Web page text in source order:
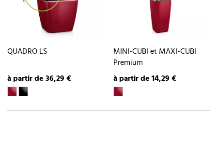
QUADRO LS
à partir de 36,29 €
MINI-CUBI et MAXI-CUBI
Premium
à partir de 14,29 €